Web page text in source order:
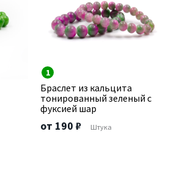
1
Браслет из кальцита
тонированный зеленый с
фуксией шар
от 190 ₽ Штука